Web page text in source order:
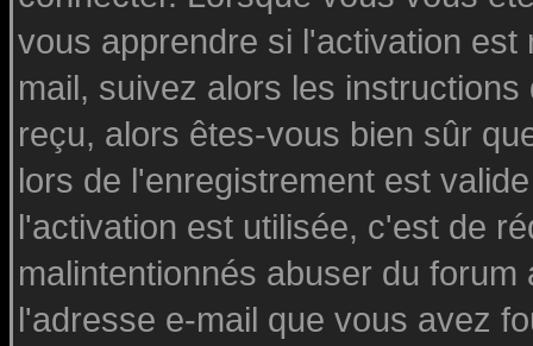
vous apprendre si l'activation
mail, suivez alors les
reçu, alors êtes-vous bien sûr
lors de l'enregistrement est
l'activation est utilisée, c'est de
malintentionnés abuser du
l'adresse e-mail que vous avez